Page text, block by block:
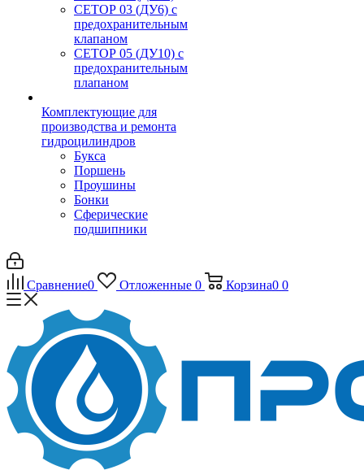
CЕТОР 03 (ДУ6) с
предохранительным
клапаном
CЕТОР 05 (ДУ10) с
предохранительным
плапаном
Комплектующие для
производства и ремонта
гидроцилиндров
Букса
Поршень
Проушины
Бонки
Сферические
подшипники
Сравнение0 Отложенные 0 Корзина0 0